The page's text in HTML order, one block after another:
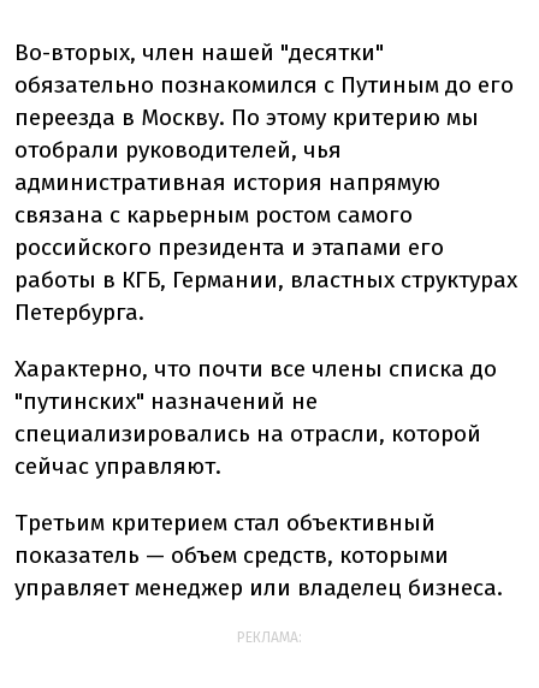
Во-вторых, член нашей "десятки"
обязательно познакомился с Путиным до его
переезда в Москву. По этому критерию мы
отобрали руководителей, чья
административная история напрямую
связана с карьерным ростом самого
российского президента и этапами его
работы в КГБ, Германии, властных структурах
Петербурга.
Характерно, что почти все члены списка до
"путинских" назначений не
специализировались на отрасли, которой
сейчас управляют.
Третьим критерием стал объективный
показатель — объем средств, которыми
управляет менеджер или владелец бизнеса.
РЕКЛАМА: